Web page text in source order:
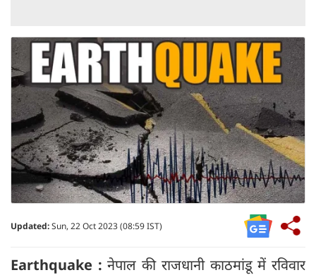
Updated:Sun, 22 Oct 2023 (08:59 IST)
Earthquake :नेपाल की राजधानी काठमांडू में रविवार